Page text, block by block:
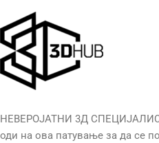
НЕВЕРОЈАТНИ 3Д
оди на ова патување за да се